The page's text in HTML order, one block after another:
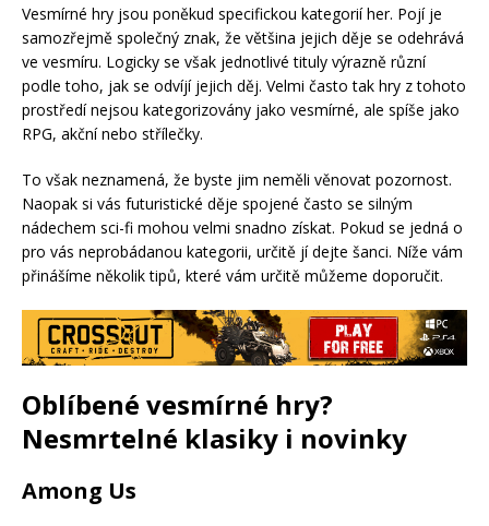
Vesmírné hry jsou poněkud specifickou kategorií her. Pojí je
samozřejmě společný znak, že většina jejich děje se odehrává
ve vesmíru. Logicky se však jednotlivé tituly výrazně různí
podle toho, jak se odvíjí jejich děj. Velmi často tak hry z tohoto
prostředí nejsou kategorizovány jako vesmírné, ale spíše jako
RPG, akční nebo střílečky.
To však neznamená, že byste jim neměli věnovat pozornost.
Naopak si vás futuristické děje spojené často se silným
nádechem sci-fi mohou velmi snadno získat. Pokud se jedná o
pro vás neprobádanou kategorii, určitě jí dejte šanci. Níže vám
přinášíme několik tipů, které vám určitě můžeme doporučit.
Oblíbené vesmírné hry?
Nesmrtelné klasiky i novinky
Among Us